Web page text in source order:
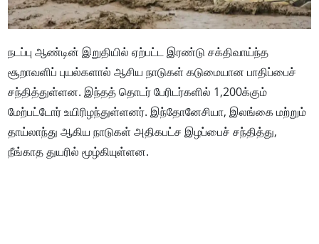
நடப்பு ஆண்டின் இறுதியில் ஏற்பட்ட இரண்டு சக்திவாய்ந்த
சூறாவளிப் புயல்களால் ஆசிய நாடுகள் கடுமையான பாதிப்பைச்
சந்தித்துள்ளன. இந்தத் தொடர் பேரிடர்களில் 1,200க்கும்
மேற்பட்டோர் உயிரிழந்துள்ளனர். இந்தோனேசியா, இலங்கை மற்றும்
தாய்லாந்து ஆகிய நாடுகள் அதிகபட்ச இழப்பைச் சந்தித்து,
நீங்காத துயரில் மூழ்கியுள்ளன.